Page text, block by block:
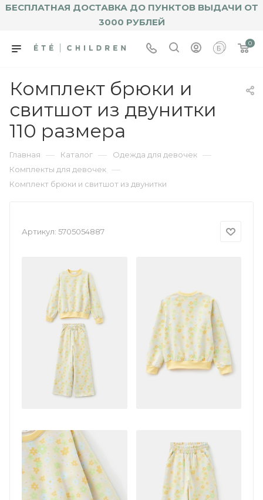
БЕСПЛАТНАЯ ДОСТАВКА ДО ПУНКТОВ ВЫДАЧИ ОТ
3000 РУБЛЕЙ
0
Комплект брюки и
свитшот из двунитки
110 размера
Главная — Каталог — Одежда для девочек —
Комплекты для девочек —
Комплект брюки и свитшот из двунитки
Артикул: 5705054887